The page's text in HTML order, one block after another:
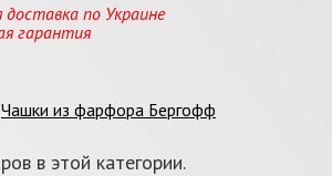
доставка по Украине
гарантия
Чашки из фарфора Бергофф
в этой категории.